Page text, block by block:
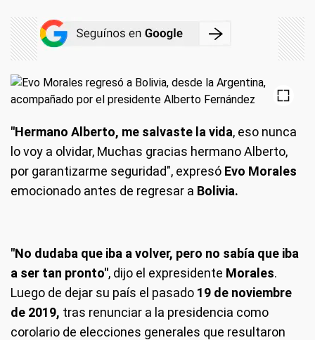
"Hermano Alberto, me salvaste la vida, eso nunca
lo voy a olvidar, Muchas gracias hermano Alberto,
por garantizarme seguridad", expresó Evo Morales
emocionado antes de regresar a Bolivia.
"No dudaba que iba a volver, pero no sabía que iba
a ser tan pronto", dijo el expresidente Morales.
Luego de dejar su país el pasado 19 de noviembre
de 2019, tras renunciar a la presidencia como
corolario de elecciones generales que resultaron